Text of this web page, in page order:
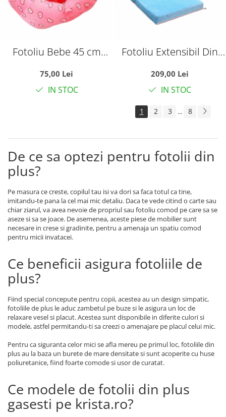
Fotoliu Bebe 45 cm
Fundulet - Roz cu
imprimeu
75,00 Lei
IN STOC
Fotoliu Extensibil Din
Printului Albastru
209,00 Lei
IN STOC
1 2 3 ... 8
De ce sa optezi pentru fotolii din
plus?
Pe masura ce creste, copilul tau isi va dori sa faca totul ca tine,
imitandu-te pana la cel mai mic detaliu. Daca te vede citind o carte sau
chiar ziarul, va avea nevoie de propriul sau fotoliu comod pe care sa se
aseze si sa se joace. De asemenea, aceste piese de mobilier sunt
necesare in crese si gradinite, pentru a amenaja un spatiu comod
pentru micii invatacei.
Ce beneficii asigura fotoliile de
plus?
Fiind special concepute pentru copii, acestea au un design simpatic,
fotoliile de plus le aduc zambetul pe buze si le asigura un loc de
relaxare vesel si placut. Acestea sunt disponibile in diferite culori si
modele, astfel permitandu-ti sa creezi o amenajare pe placul celui mic.
Pentru ca siguranta celor mici se afla mereu pe primul loc, fotoliile din
plus au la baza un burete de mare densitate si sunt acoperite cu huse
poliuretanice, fiind foarte comode si usor de curatat.
Ce modele de fotolii din plus
gasesti pe krista.ro?